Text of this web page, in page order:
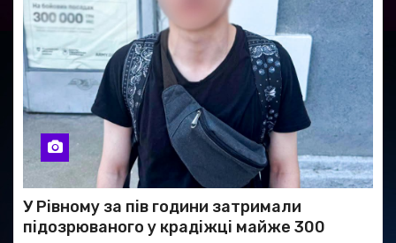
У Рівному за пів години затримали
підозрюваного у крадіжці майже 300